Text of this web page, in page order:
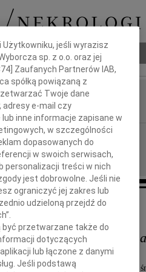
pogrzebowy
Kuberska
Łącząc się w bólu z
Córką i Synem z
głębokiego współczucia z powodu
Użytkowniku, jeśli wyrazisz
sp. z o.o. oraz jej
] Zaufanych Partnerów IAB,
spółką powiązaną z
Twoje dane
adresy e-mail czy
inne informacje zapisane w
w szczególności
dopasowanych do
w swoich serwisach,
personalizacji treści w nich
jest dobrowolne. Jeśli nie
ograniczyć jej zakres lub
udzieloną przejdź do
przetwarzane także do
dotyczących
lub łączone z danymi
Jeśli podstawą